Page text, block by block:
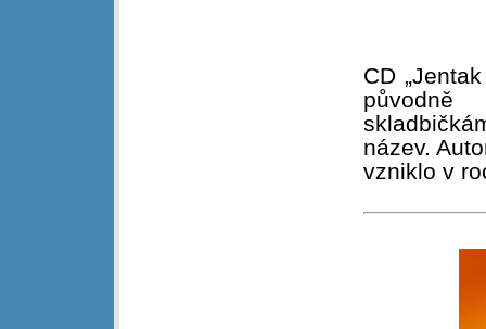
CD
původně
název.
vzniklo v